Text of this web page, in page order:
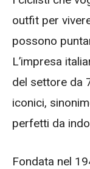
outfit per
possono
L’impresa
del settore da
iconici,
perfetti da
Fondata nel